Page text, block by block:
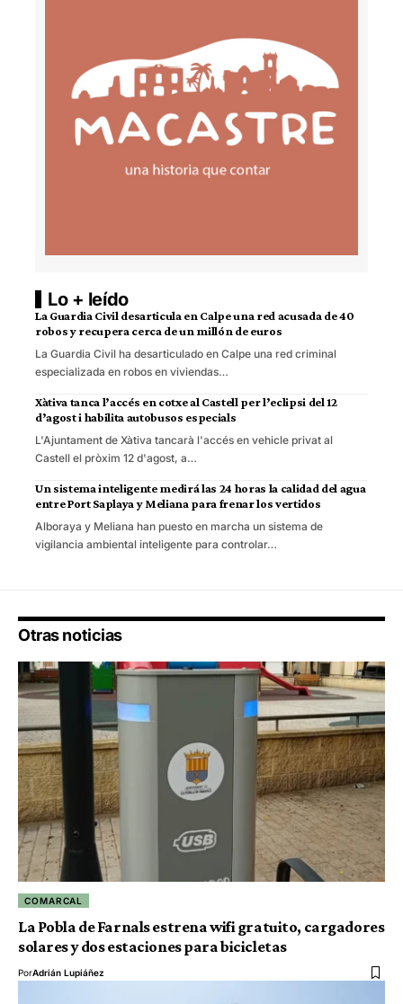
Lo + leído
La Guardia Civil desarticula en Calpe una red acusada de 40
robos y recupera cerca de un millón de euros
La Guardia Civil ha desarticulado en Calpe una red criminal
especializada en robos en viviendas…
Xàtiva tanca l’accés en cotxe al Castell per l’eclipsi del 12
d’agost i habilita autobusos especials
L'Ajuntament de Xàtiva tancarà l'accés en vehicle privat al
Castell el pròxim 12 d'agost, a…
Un sistema inteligente medirá las 24 horas la calidad del agua
entre Port Saplaya y Meliana para frenar los vertidos
Alboraya y Meliana han puesto en marcha un sistema de
vigilancia ambiental inteligente para controlar…
Otras noticias
COMARCAL
La Pobla de Farnals estrena wifi gratuito, cargadores
solares y dos estaciones para bicicletas
PorAdrián Lupiáñez